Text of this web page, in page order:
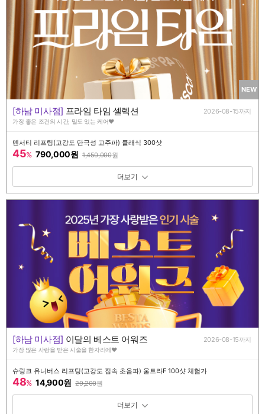
NEW
[하남 미사점] 프라임 타임 셀렉션 2026-08-15까지
가장 좋은 조건의 시간, 밀도 있는 케어♥️
덴서티 리프팅(고강도 단극성 고주파) 클래식 300샷
45% 790,000원 1,450,000원
패키지 보기 토글
[하남 미사점] 이달의 베스트 어워즈 2026-08-15까지
가장 많은 사랑을 받은 시술을 한자리에♥
슈링크 유니버스 리프팅(고강도 집속 초음파) 울트라F 100샷 체험가
48% 14,900원 29,200원
패키지 보기 토글